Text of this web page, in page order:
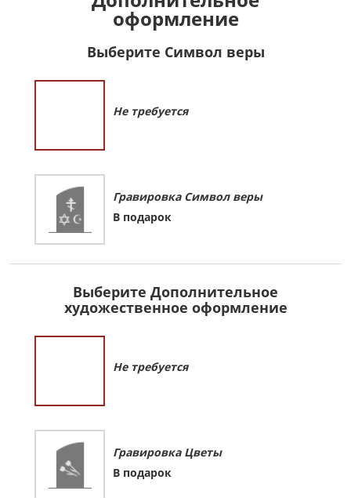
оформление
Выберите Символ веры
Не требуется
Гравировка Символ веры
В подарок
Выберите Дополнительное
художественное оформление
Не требуется
Гравировка Цветы
В подарок